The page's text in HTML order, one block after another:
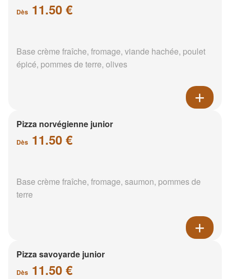
Dès 11.50 €
Base crème fraîche, fromage, viande hachée, poulet
épicé, pommes de terre, olives
Pizza norvégienne junior
Dès 11.50 €
Base crème fraîche, fromage, saumon, pommes de
terre
Pizza savoyarde junior
Dès 11.50 €